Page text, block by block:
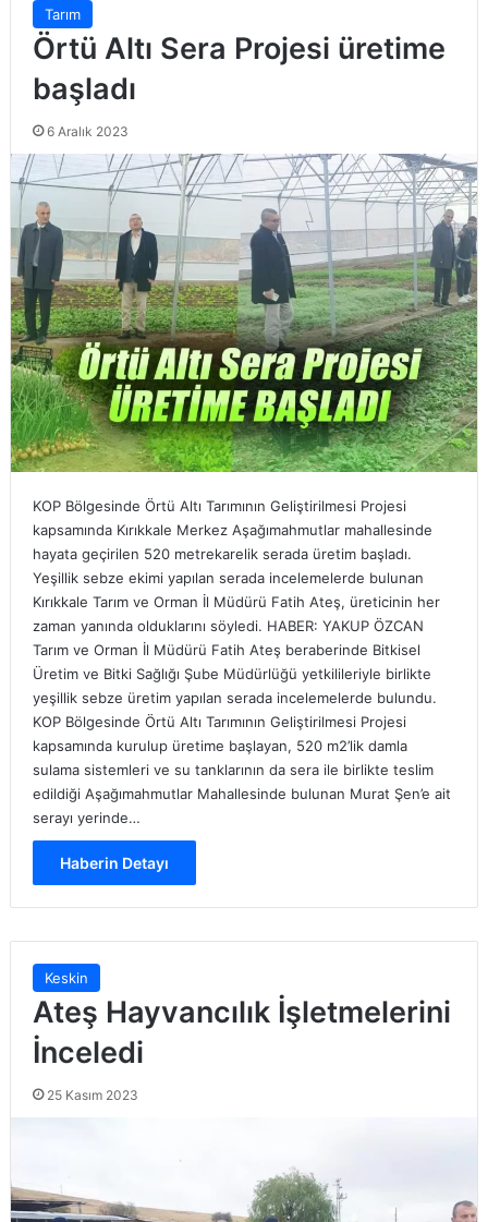
Tarım
Örtü Altı Sera Projesi üretime
başladı
6 Aralık 2023
KOP Bölgesinde Örtü Altı Tarımının Geliştirilmesi Projesi
kapsamında Kırıkkale Merkez Aşağımahmutlar mahallesinde
hayata geçirilen 520 metrekarelik serada üretim başladı.
Yeşillik sebze ekimi yapılan serada incelemelerde bulunan
Kırıkkale Tarım ve Orman İl Müdürü Fatih Ateş, üreticinin her
zaman yanında olduklarını söyledi. HABER: YAKUP ÖZCAN
Tarım ve Orman İl Müdürü Fatih Ateş beraberinde Bitkisel
Üretim ve Bitki Sağlığı Şube Müdürlüğü yetkilileriyle birlikte
yeşillik sebze üretim yapılan serada incelemelerde bulundu.
KOP Bölgesinde Örtü Altı Tarımının Geliştirilmesi Projesi
kapsamında kurulup üretime başlayan, 520 m2’lik damla
sulama sistemleri ve su tanklarının da sera ile birlikte teslim
edildiği Aşağımahmutlar Mahallesinde bulunan Murat Şen’e ait
serayı yerinde…
Haberin Detayı
Keskin
Ateş Hayvancılık İşletmelerini
İnceledi
25 Kasım 2023